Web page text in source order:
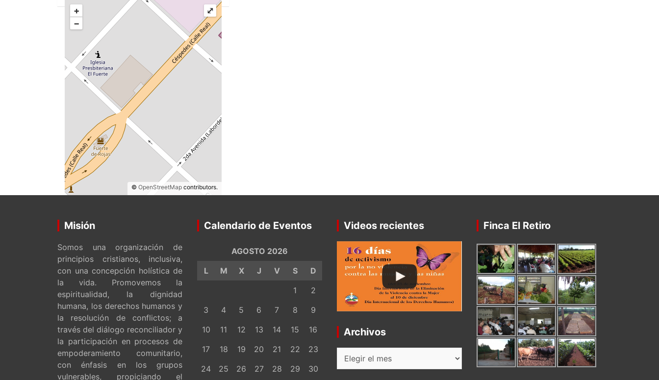
+
−
© OpenStreetMap contributors.
⤢
Misión
Somos una organización de
principios cristianos, inclusiva,
con una concepción holística de
la vida. Promovemos la
espiritualidad, la dignidad
humana, los derechos humanos y
la resolución de conflictos; a
través del diálogo reconciliador y
la participación en procesos de
empoderamiento comunitario,
con énfasis en los grupos
vulnerables, propiciando el
Calendario de Eventos
AGOSTO 2026
L
M X J V S
D
1
2
3
4 5 6 7 8
9
10
11 12 13 14 15
16
17
18 19 20 21 22
23
24
25 26 27 28 29
30
Videos recientes
Archivos
Archivos
Finca El Retiro